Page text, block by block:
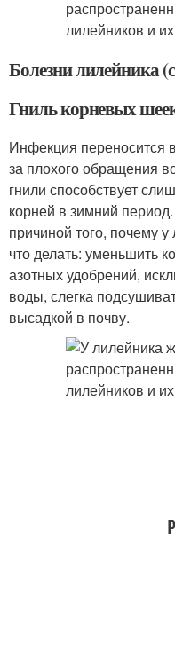
Болезни лилейника
Гниль корневых
Инфекция переносится
за плохого обращения
гнили способствует
корней в зимний
причиной того, почему
что делать: уменьшить
азотных удобрений,
воды, слегка
высадкой в почву.